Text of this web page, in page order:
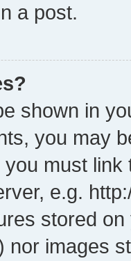
a post.
shown in
you may
must
e.g.
stored
nor images